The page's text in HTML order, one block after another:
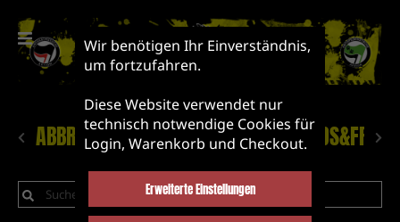
ABBRUCH! NEUHEITEN
Wir benötigen Ihr Einverständnis,
um fortzufahren.
Diese Website verwendet nur
technisch notwendige Cookies für
Login, Warenkorb und Checkout.
Erweiterte Einstellungen